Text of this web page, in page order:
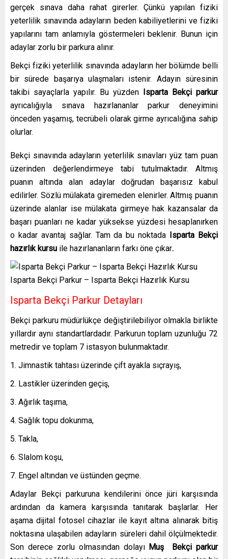
gerçek sınava daha rahat girerler. Çünkü yapılan fiziki
yeterlilik sınavında adayların beden kabiliyetlerini ve fiziki
yapılarını tam anlamıyla göstermeleri beklenir. Bunun için
adaylar zorlu bir parkura alınır.
Bekçi fiziki yeterlilik sınavında adayların her bölümde belli
bir sürede başarıya ulaşmaları istenir. Adayın süresinin
takibi sayaçlarla yapılır. Bu yüzden Isparta Bekçi parkur
ayrıcalığıyla sınava hazırlananlar parkur deneyimini
önceden yaşamış, tecrübeli olarak girme ayrıcalığına sahip
olurlar.
Bekçi sınavında adayların yeterlilik sınavları yüz tam puan
üzerinden değerlendirmeye tabi tutulmaktadır. Altmış
puanın altında alan adaylar doğrudan başarısız kabul
edilirler. Sözlü mülakata giremeden elenirler. Altmış puanın
üzerinde alanlar ise mülakata girmeye hak kazansalar da
başarı puanları ne kadar yüksekse yüzdesi hesaplanırken
o kadar avantaj sağlar. Tam da bu noktada Isparta Bekçi
hazırlık kursu ile hazırlananların farkı öne çıkar.
Isparta Bekçi Parkur – Isparta Bekçi Hazırlık Kursu
Isparta Bekçi Parkur Detayları
Bekçi parkuru müdürlükçe değiştirilebiliyor olmakla birlikte
yıllardır aynı standartlardadır. Parkurun toplam uzunluğu 72
metredir ve toplam 7 istasyon bulunmaktadır.
Jimnastik tahtası üzerinde çift ayakla sıçrayış,
Lastikler üzerinden geçiş,
Ağırlık taşıma,
Sağlık topu dokunma,
Takla,
Slalom koşu,
Engel altından ve üstünden geçme.
Adaylar Bekçi parkuruna kendilerini önce jüri karşısında
ardından da kamera karşısında tanıtarak başlarlar. Her
aşama dijital fotosel cihazlar ile kayıt altına alınarak bitiş
noktasına ulaşabilen adayların süreleri dahil ölçülmektedir.
Son derece zorlu olmasından dolayı Muş Bekçi parkur